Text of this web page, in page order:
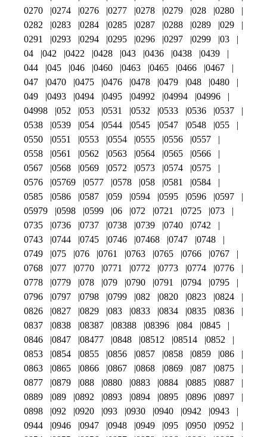
0270
0274 0276 0277 0278 0279 028
0280
0282
0283 0284 0285 0287 0288 0289
029
0291
0293 0294 0295 0296 0297 0299
03
04
042 0422 0428 043 0436 0438
0439
044
045 046 0460 0463 0465 0466
0467
047
0470 0475 0476 0478 0479 048
0480
049
0493 0494 0495 04992 04994
04996
04998
052 053 0531 0532 0533 0536
0537
0538
0539 054 0544 0545 0547 0548
055
0550
0551 0553 0554 0555 0556
0557
0558
0561 0562 0563 0564 0565
0566
0567
0568 0569 0572 0573 0574
0575
0576
05769 0577 0578 058 0581
0584
0585
0586 0587 059 0594 0595 0596
0597
05979
0598 0599 06 072 0721 0725
073
0735
0736 0737 0738 0739 0740
0742
0743
0744 0745 0746 07468 0747
0748
0749
075 076 0761 0763 0765 0766
0767
0768
077 0770 0771 0772 0773 0774
0776
0778
0779 078 079 0790 0791 0794
0795
0796
0797 0798 0799 082 0820 0823
0824
0826
0827 0829 083 0833 0834 0835
0836
0837
0838 08387 08388 08396 084
0845
0846
0847 08477 0848 08512 08514
0852
0853
0854 0855 0856 0857 0858 0859
086
0863
0865 0866 0867 0868 0869 087
0875
0877
0879 088 0880 0883 0884 0885
0887
0889
089 0892 0893 0894 0895 0896
0897
0898
092 0920 093 0930 0940 0942
0943
0944
0946 0947 0948 0949 095 0950
0952